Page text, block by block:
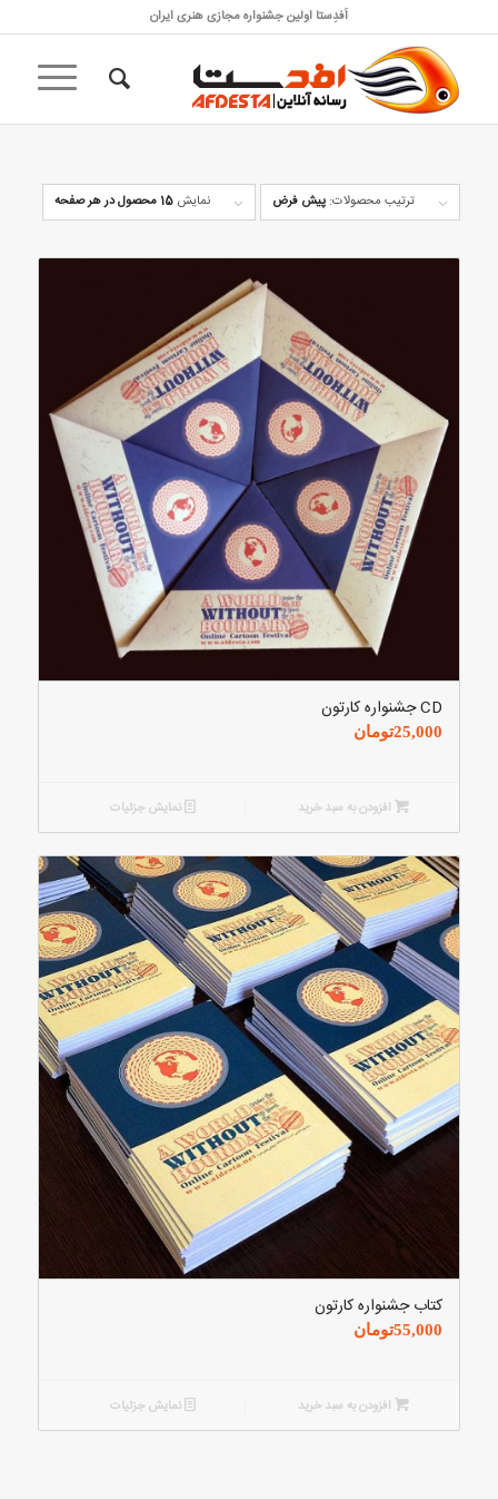
اَفدِستا اولین جشنواره مجازی هنری ایران
ترتیب محصولات: پیش فرض نمایش 15 محصول در هر صفحه
CD جشنواره کارتون
25,000تومان
افزودن به سبد خرید نمایش جزئیات
کتاب جشنواره کارتون
55,000تومان
افزودن به سبد خرید نمایش جزئیات